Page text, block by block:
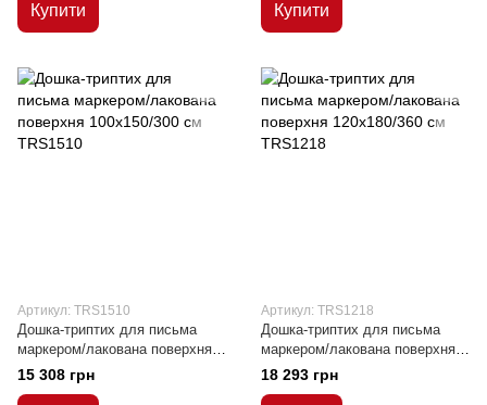
Купити Купити
Артикул: TRS1510
Дошка-триптих для письма
маркером/лакована поверхня
100x150/300 см
15 308 грн
Артикул: TRS1218
Дошка-триптих для письма
маркером/лакована поверхня
120x180/360 см
18 293 грн